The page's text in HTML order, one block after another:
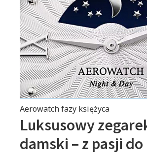
Aerowatch fazy księżyca
Luksusowy
damski – z pasji